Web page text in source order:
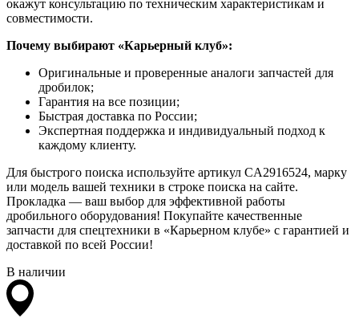
окажут консультацию по техническим характеристикам и
совместимости.
Почему выбирают «Карьерный клуб»:
Оригинальные и проверенные аналоги запчастей для
дробилок;
Гарантия на все позиции;
Быстрая доставка по России;
Экспертная поддержка и индивидуальный подход к
каждому клиенту.
Для быстрого поиска используйте артикул CA2916524, марку
или модель вашей техники в строке поиска на сайте.
Прокладка — ваш выбор для эффективной работы
дробильного оборудования! Покупайте качественные
запчасти для спецтехники в «Карьерном клубе» с гарантией и
доставкой по всей России!
В наличии